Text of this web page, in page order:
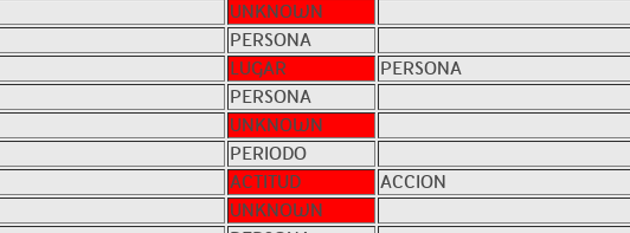
UNKNOWN
PERSONA
LUGAR
PERSONA
PERSONA
UNKNOWN
PERIODO
ACTITUD
ACCION
UNKNOWN